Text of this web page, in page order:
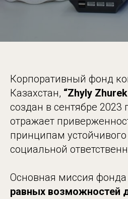
Корпоративный фонд
Казахстан, “Zhyly
создан в сентябре 2023
отражает
принципам
социальной
Основная миссия
равных возможностей